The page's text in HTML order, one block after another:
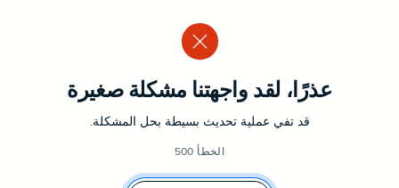
عذرًا، لقد واجهتنا مشكلة صغيرة
قد تفي عملية تحديث بسيطة بحل المشكلة.
الخطأ 500